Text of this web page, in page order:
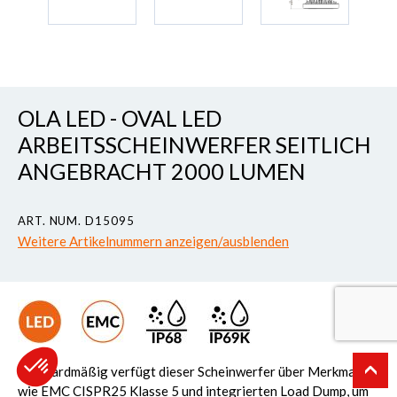
OLA LED - OVAL LED
ARBEITSSCHEINWERFER SEITLICH
ANGEBRACHT 2000 LUMEN
ART. NUM. D15095
Weitere Artikelnummern anzeigen/ausblenden
Standardmäßig verfügt dieser Scheinwerfer über Merkmale
wie EMC CISPR25 Klasse 5 und integrierten Load Dump, um